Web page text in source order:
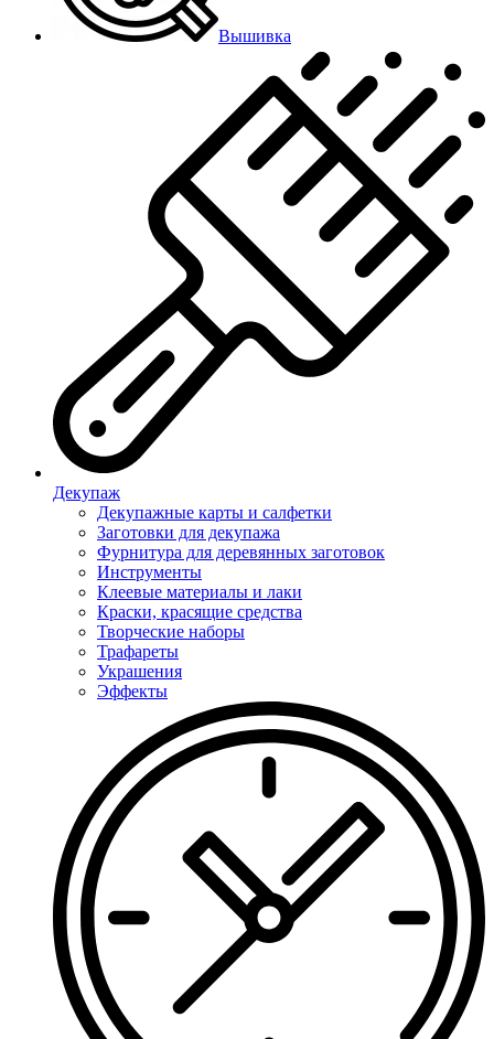
Вышивка
Декупаж
Декупажные карты и салфетки
Заготовки для декупажа
Фурнитура для деревянных заготовок
Инструменты
Клеевые материалы и лаки
Краски, красящие средства
Творческие наборы
Трафареты
Украшения
Эффекты